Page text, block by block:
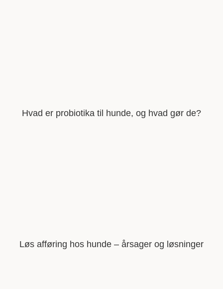
Hvad er probiotika til hunde, og hvad gør de?
Løs afføring hos hunde – årsager og løsninger